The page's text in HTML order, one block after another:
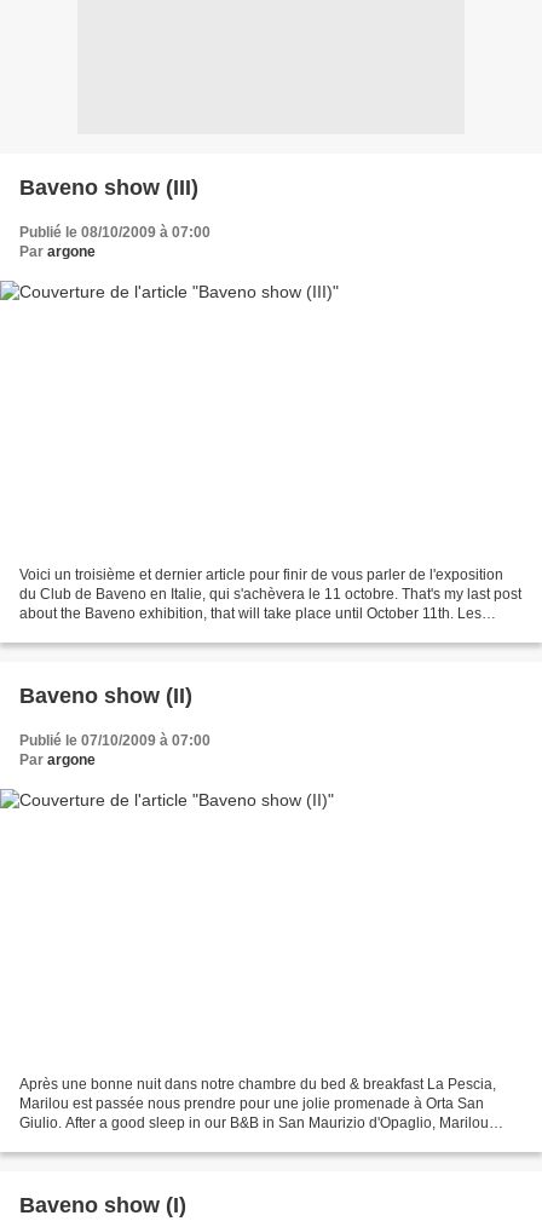
Baveno show (III)
Publié le 08/10/2009 à 07:00
Par argone
Voici un troisième et dernier article pour finir de vous parler de l'exposition
du Club de Baveno en Italie, qui s'achèvera le 11 octobre. That's my last post
about the Baveno exhibition, that will take place until October 11th. Les
Baveno show (II)
Publié le 07/10/2009 à 07:00
Par argone
Après une bonne nuit dans notre chambre du bed & breakfast La Pescia,
Marilou est passée nous prendre pour une jolie promenade à Orta San
Giulio. After a good sleep in our B&B in San Maurizio d'Opaglio, Marilou
Baveno show (I)